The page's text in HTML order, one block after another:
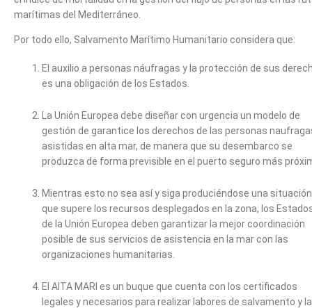
marítimas del Mediterráneo.
Por todo ello, Salvamento Marítimo Humanitario considera que:
El auxilio a personas náufragas y la protección de sus
es una obligación de los Estados.
La Unión Europea debe diseñar con urgencia un modelo de
gestión de garantice los derechos de las personas
asistidas en alta mar, de manera que su desembarco se
produzca de forma previsible en el puerto seguro más
Mientras esto no sea así y siga produciéndose una situación
que supere los recursos desplegados en la zona, los
de la Unión Europea deben garantizar la mejor coordinación
posible de sus servicios de asistencia en la mar con las
organizaciones humanitarias.
El AITA MARI es un buque que cuenta con los certificados
legales y necesarios para realizar labores de salvamento y